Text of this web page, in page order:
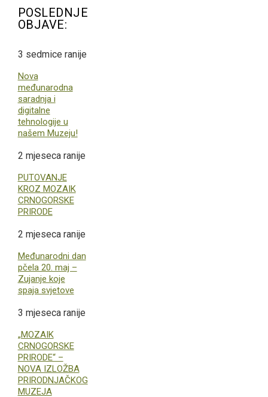
POSLEDNJE
OBJAVE:
3 sedmice ranije
Nova
međunarodna
saradnja i
digitalne
tehnologije u
našem Muzeju!
2 mjeseca ranije
PUTOVANJE
KROZ MOZAIK
CRNOGORSKE
PRIRODE
2 mjeseca ranije
Međunarodni dan
pčela 20. maj –
Zujanje koje
spaja svjetove
3 mjeseca ranije
„MOZAIK
CRNOGORSKE
PRIRODE“ –
NOVA IZLOŽBA
PRIRODNJAČKOG
MUZEJA